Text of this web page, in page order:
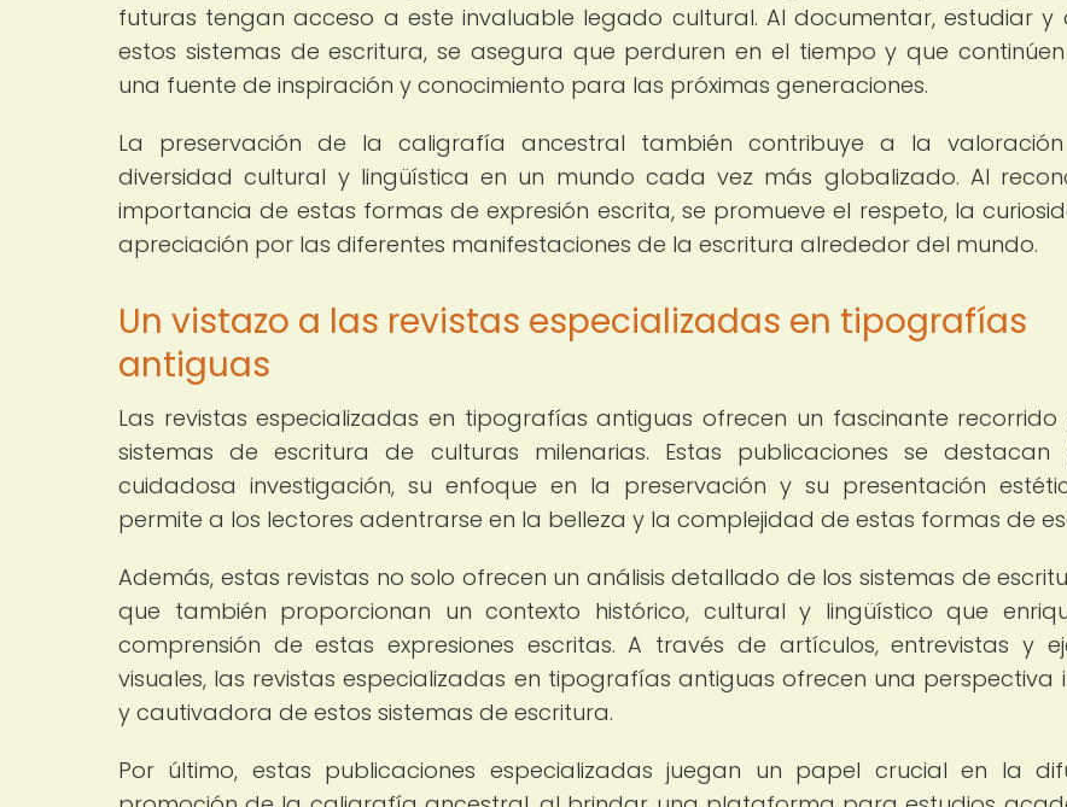
futuras tengan acceso a este invaluable legado cultural. Al documentar, estudiar y
estos sistemas de escritura, se asegura que perduren en el tiempo y que
una fuente de inspiración y conocimiento para las próximas generaciones.
La preservación de la caligrafía ancestral también contribuye a la
diversidad cultural y lingüística en un mundo cada vez más globalizado. Al
importancia de estas formas de expresión escrita, se promueve el respeto, la
apreciación por las diferentes manifestaciones de la escritura alrededor del mundo.
Un vistazo a las revistas especializadas en tipografías
antiguas
Las revistas especializadas en tipografías antiguas ofrecen un fascinante recorrido
sistemas de escritura de culturas milenarias. Estas publicaciones se
cuidadosa investigación, su enfoque en la preservación y su presentación
permite a los lectores adentrarse en la belleza y la complejidad de estas formas de
Además, estas revistas no solo ofrecen un análisis detallado de los sistemas de
que también proporcionan un contexto histórico, cultural y lingüístico que
comprensión de estas expresiones escritas. A través de artículos, entrevistas y
visuales, las revistas especializadas en tipografías antiguas ofrecen una perspectiva
y cautivadora de estos sistemas de escritura.
Por último, estas publicaciones especializadas juegan un papel crucial en la